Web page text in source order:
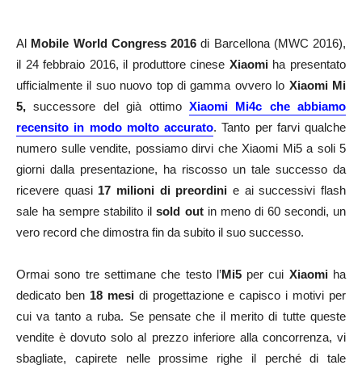
Al Mobile World Congress 2016 di Barcellona (MWC 2016),
il 24 febbraio 2016, il produttore cinese Xiaomiha presentato
ufficialmente il suo nuovo top di gamma ovvero lo Xiaomi Mi
5,successore del già ottimo Xiaomi Mi4c che abbiamo
recensito in modo molto accurato. Tanto per farvi qualche
numero sulle vendite, possiamo dirvi che Xiaomi Mi5 a soli 5
giorni dalla presentazione, ha riscosso un tale successo da
ricevere quasi 17 milioni di preordini e ai successivi flash
sale ha sempre stabilito ilsold outin meno di 60 secondi, un
vero record che dimostra fin da subito il suo successo.
Ormai sono tre settimane che testo l’Mi5per cui Xiaomiha
dedicato ben 18 mesidi progettazione e capisco i motivi per
cui va tanto a ruba. Se pensate che il merito di tutte queste
vendite è dovuto solo al prezzo inferiore alla concorrenza, vi
sbagliate, capirete nelle prossime righe il perché di tale